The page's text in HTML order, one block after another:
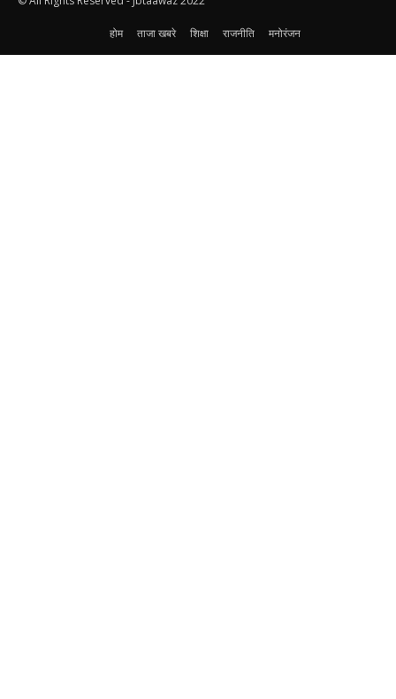
होम ताजा खबरे शिक्षा राजनीति मनोरंजन